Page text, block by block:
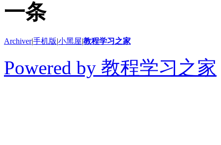
Archiver|手机版|小黑屋|教程学习之家
Powered by 教程学习之家